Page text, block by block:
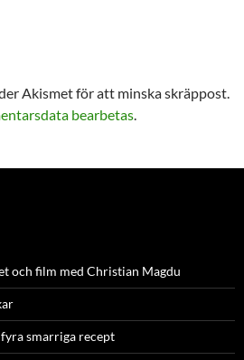
Akismet för att minska skräppost.
bearbetas.
och film med Christian Magdu
smarriga recept